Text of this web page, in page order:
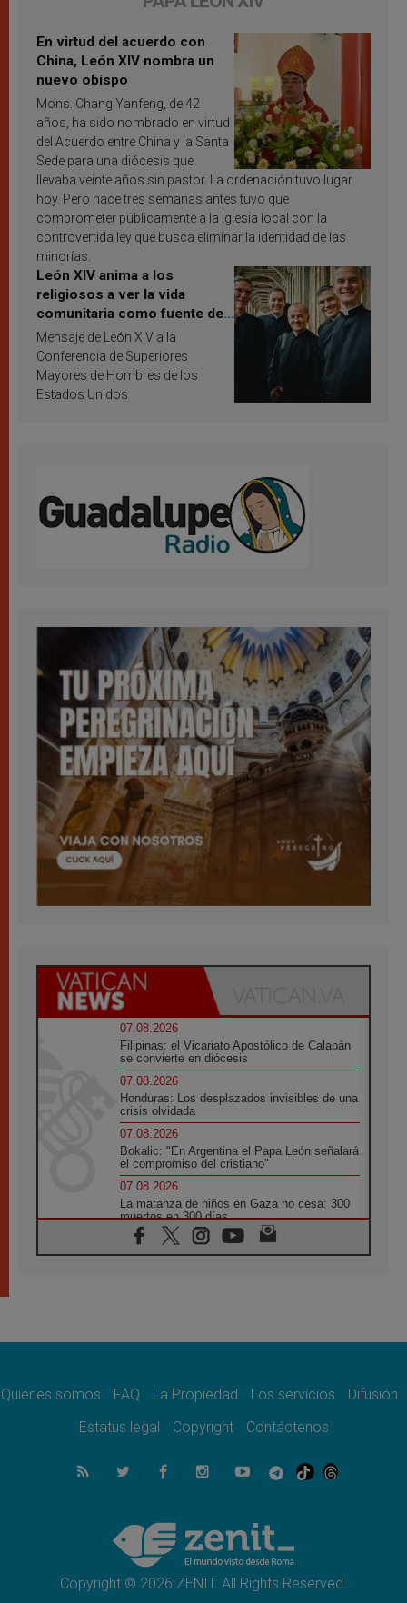
En virtud del acuerdo con
China, León XIV nombra un
nuevo obispo
Mons. Chang Yanfeng, de 42
años, ha sido nombrado en virtud
del Acuerdo entre China y la Santa
Sede para una diócesis que
llevaba veinte años sin pastor. La ordenación tuvo lugar
hoy. Pero hace tres semanas antes tuvo que
comprometer públicamente a la Iglesia local con la
controvertida ley que busca eliminar la identidad de las
minorías.
León XIV anima a los
religiosos a ver la vida
comunitaria como fuente de
inspiración y santificación
Mensaje de León XIV a la
Conferencia de Superiores
Mayores de Hombres de los
Estados Unidos
07.08.2026
Filipinas: el Vicariato Apostólico de Calapán
se convierte en diócesis
07.08.2026
Honduras: Los desplazados invisibles de una
crisis olvidada
07.08.2026
Bokalic: "En Argentina el Papa León señalará
el compromiso del cristiano"
07.08.2026
La matanza de niños en Gaza no cesa: 300
muertos en 300 días
07.08.2026
Tagle: La guerra desfigura el mundo, solo la
como misión al servicio del Evangelio
SIGNIS 2026, dar voz a las religiosas en el
07.08.2026
Lanzan un proyecto de empoderamiento
Programa oficial del Viaje Apostólico del
Papa León XIV a Francia
Quiénes somos FAQ La Propiedad Los servicios
Difusión
Estatus legal
Copyright Contáctenos
Copyright © 2026 ZENIT. All Rights Reserved.